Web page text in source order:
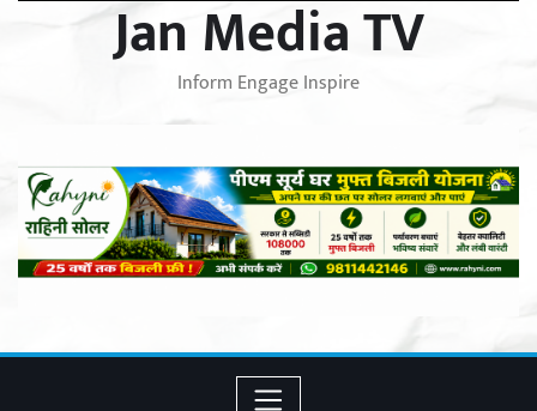
Jan Media TV
Inform Engage Inspire